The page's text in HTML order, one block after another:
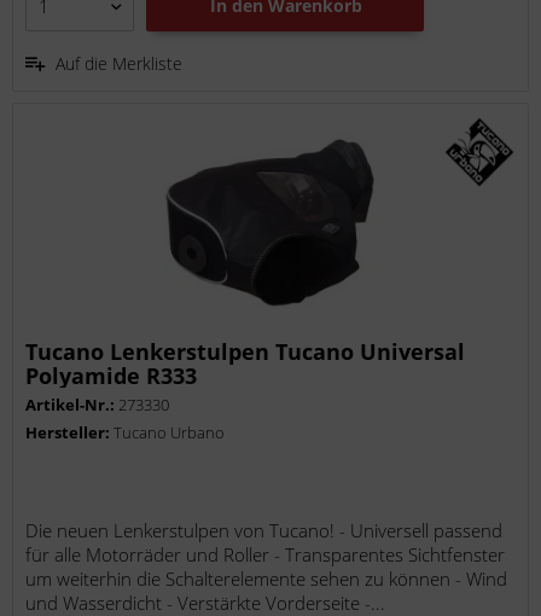
In den Warenkorb
Auf die Merkliste
Tucano Lenkerstulpen Tucano Universal
Polyamide R333
Artikel-Nr.: 273330
Hersteller:Tucano Urbano
Die neuen Lenkerstulpen von Tucano! - Universell passend
für alle Motorräder und Roller - Transparentes Sichtfenster
um weiterhin die Schalterelemente sehen zu können - Wind
und Wasserdicht - Verstärkte Vorderseite -...